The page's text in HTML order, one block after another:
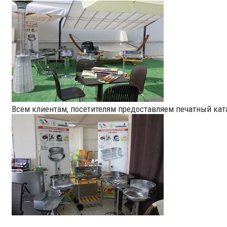
Всем клиентам, посетителям предоставляем печатный